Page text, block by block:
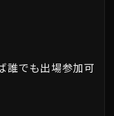
誰でも出場参加可